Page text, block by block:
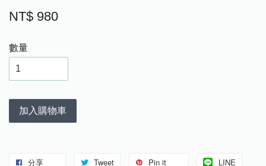
NT$ 980
數量
加入購物車
分享 Tweet Pin it LINE